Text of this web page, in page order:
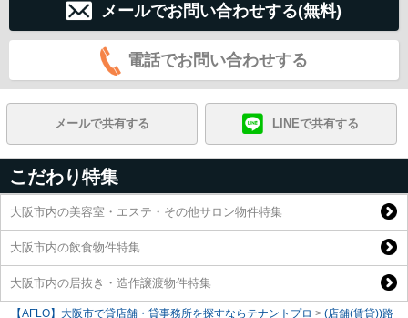
メールでお問い合わせする(無料)
電話でお問い合わせする
メールで共有する LINEで共有する
こだわり特集
大阪市内の美容室・エステ・その他サロン物件特集
大阪市内の飲食物件特集
大阪市内の居抜き・造作譲渡物件特集
【AFLO】大阪市で貸店舗・貸事務所を探すならテナントプロ > (店舗(賃貸))路